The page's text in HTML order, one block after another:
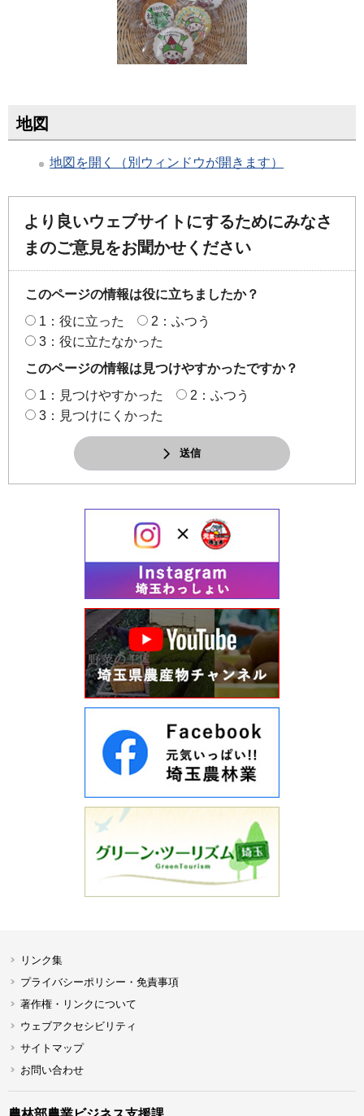
地図
地図を開く（別ウィンドウが開きます）
より良いウェブサイトにするためにみなさ
まのご意見をお聞かせください
このページの情報は役に立ちましたか？
1：役に立った
2：ふつう
3：役に立たなかった
このページの情報は見つけやすかったですか？
1：見つけやすかった
2：ふつう
3：見つけにくかった
送信
リンク集
プライバシーポリシー・免責事項
著作権・リンクについて
ウェブアクセシビリティ
サイトマップ
お問い合わせ